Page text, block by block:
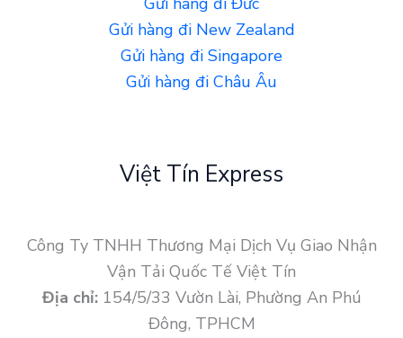
Gửi hàng đi New Zealand
Gửi hàng đi Singapore
Gửi hàng đi Châu Âu
Việt Tín Express
Công Ty TNHH Thương Mại Dịch Vụ Giao Nhận
Vận Tải Quốc Tế Việt Tín
Địa chỉ:154/5/33 Vườn Lài, Phường An Phú
Đông, TPHCM